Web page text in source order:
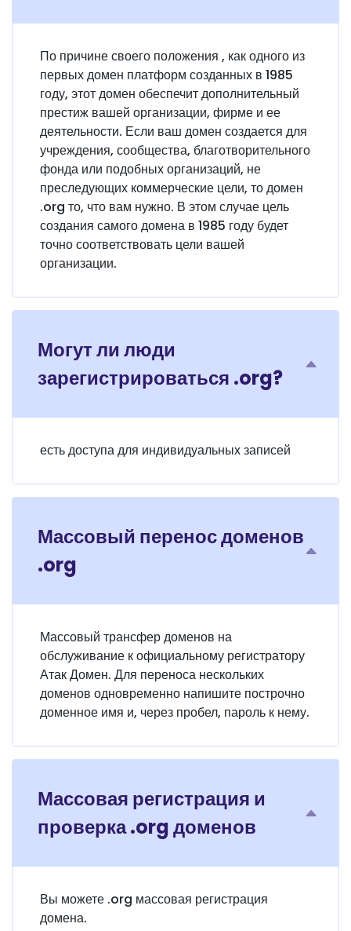
По причине своего положения , как одного из
первых домен платформ созданных в 1985
году, этот домен обеспечит дополнительный
престиж вашей организации, фирме и ее
деятельности. Если ваш домен создается для
учреждения, сообщества, благотворительного
фонда или подобных организаций, не
преследующих коммерческие цели, то домен
.org то, что вам нужно. В этом случае цель
создания самого домена в 1985 году будет
точно соответствовать цели вашей
организации.
Могут ли люди
зарегистрироваться .org?
есть доступа для индивидуальных записей
Массовый перенос доменов
.org
Массовый трансфер доменов на
обслуживание к официальному регистратору
Атак Домен. Для переноса нескольких
доменов одновременно напишите построчно
доменное имя и, через пробел, пароль к нему.
Массовая регистрация и
проверка .org доменов
Вы можете .org массовая регистрация
домена.